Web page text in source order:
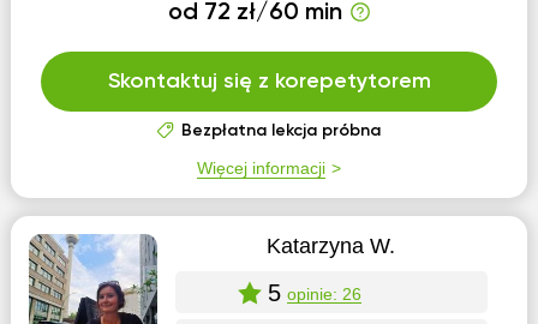
od 72 zł/60 min
Skontaktuj się z korepetytorem
Bezpłatna lekcja próbna
Więcej informacji
Katarzyna W.
5 opinie: 26